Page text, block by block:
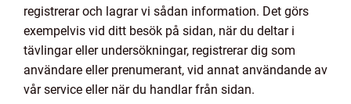
registrerar och lagrar vi sådan information. Det görs
exempelvis vid ditt besök på sidan, när du deltar i
tävlingar eller undersökningar, registrerar dig som
användare eller prenumerant, vid annat användande av
vår service eller när du handlar från sidan.